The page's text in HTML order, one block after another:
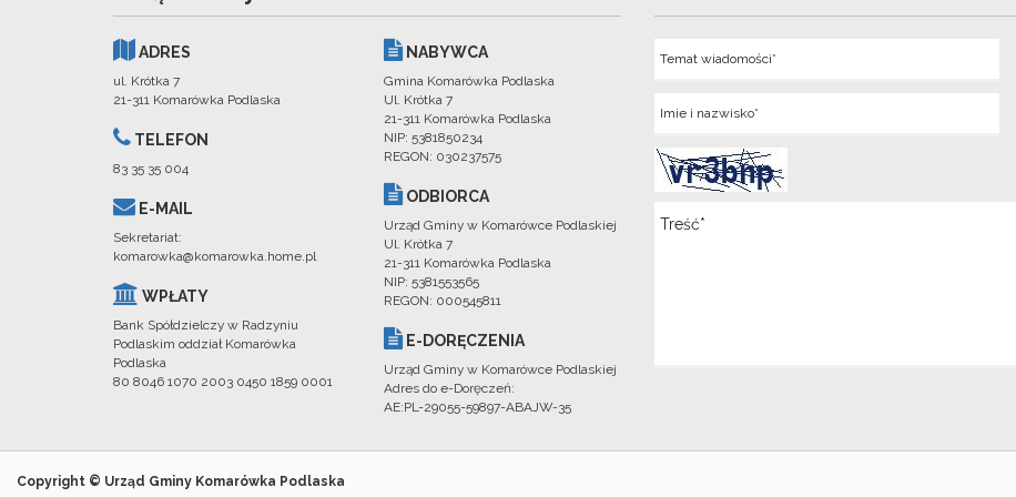
ADRES
ul. Krótka 7
21-311 Komarówka Podlaska
TELEFON
83 35 35 004
E-MAIL
Sekretariat:
komarowka@komarowka.home.pl
WPŁATY
Bank Spółdzielczy w Radzyniu
Podlaskim oddział Komarówka
Podlaska
80 8046 1070 2003 0450 1859 0001
NABYWCA
Gmina Komarówka Podlaska
Ul. Krótka 7
21-311 Komarówka Podlaska
NIP: 5381850234
REGON: 030237575
ODBIORCA
Urząd Gminy w Komarówce Podlaskiej
Ul. Krótka 7
21-311 Komarówka Podlaska
NIP: 5381553565
REGON: 000545811
E-DORĘCZENIA
Urząd Gminy w Komarówce Podlaskiej
Adres do e-Doręczeń:
AE:PL-29055-59897-ABAJW-35
Copyright © Urząd Gminy Komarówka Podlaska